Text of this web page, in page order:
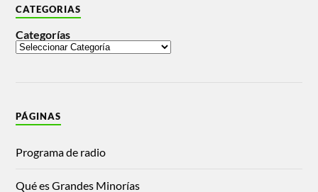
CATEGORIAS
Categorías
PÁGINAS
Programa de radio
Qué es Grandes Minorías